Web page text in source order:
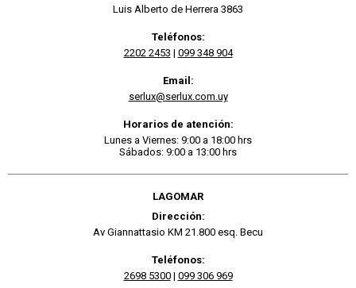
Luis Alberto de Herrera 3863
Teléfonos:
2202 2453 | 099 348 904
Email:
serlux@serlux.com.uy
Horarios de atención:
Lunes a Viernes: 9:00 a 18:00 hrs
Sábados: 9:00 a 13:00 hrs
LAGOMAR
Dirección:
Av Giannattasio KM 21.800 esq. Becu
Teléfonos:
2698 5300| 099 306 969